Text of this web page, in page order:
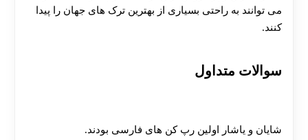
می توانند به راحتی بسیاری از بهترین ترک های جهان را پیدا
کنند.
سوالات متداول
شایان و یاشار اولین رپ کن های فارسی بودند.